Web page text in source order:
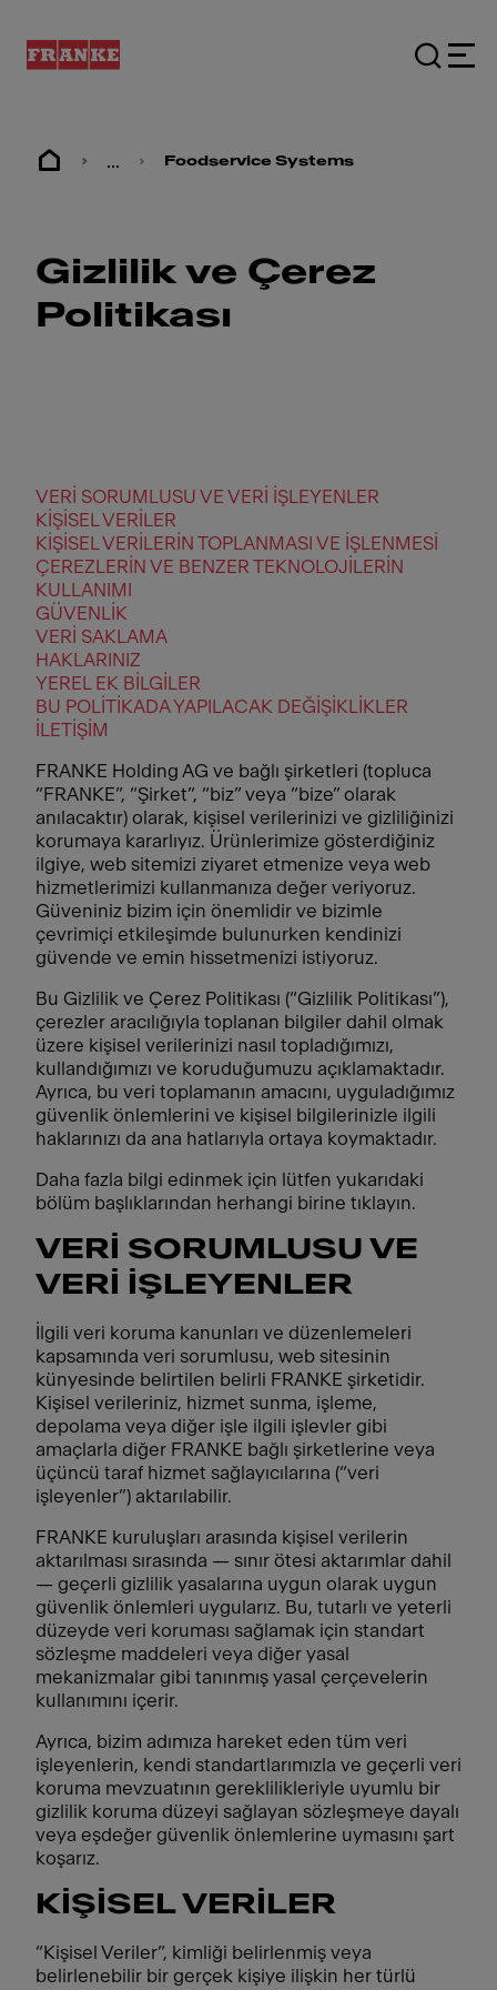
... Foodservice Systems
Gizlilik ve Çerez
Politikası
VERİ SORUMLUSU VE VERİ İŞLEYENLER
KİŞİSEL VERİLER
KİŞİSEL VERİLERİN TOPLANMASI VE İŞLENMESİ
ÇEREZLERİN VE BENZER TEKNOLOJİLERİN
KULLANIMI
GÜVENLİK
VERİ SAKLAMA
HAKLARINIZ
YEREL EK BİLGİLER
BU POLİTİKADA YAPILACAK DEĞİŞİKLİKLER
İLETİŞİM
FRANKE Holding AG ve bağlı şirketleri (topluca
“FRANKE”, “Şirket”, “biz” veya “bize” olarak
anılacaktır) olarak, kişisel verilerinizi ve gizliliğinizi
korumaya kararlıyız. Ürünlerimize gösterdiğiniz
ilgiye, web sitemizi ziyaret etmenize veya web
hizmetlerimizi kullanmanıza değer veriyoruz.
Güveniniz bizim için önemlidir ve bizimle
çevrimiçi etkileşimde bulunurken kendinizi
güvende ve emin hissetmenizi istiyoruz.
Bu Gizlilik ve Çerez Politikası (“Gizlilik Politikası”),
çerezler aracılığıyla toplanan bilgiler dahil olmak
üzere kişisel verilerinizi nasıl topladığımızı,
kullandığımızı ve koruduğumuzu açıklamaktadır.
Ayrıca, bu veri toplamanın amacını, uyguladığımız
güvenlik önlemlerini ve kişisel bilgilerinizle ilgili
haklarınızı da ana hatlarıyla ortaya koymaktadır.
Daha fazla bilgi edinmek için lütfen yukarıdaki
bölüm başlıklarından herhangi birine tıklayın.
VERİ SORUMLUSU VE
VERİ İŞLEYENLER
İlgili veri koruma kanunları ve düzenlemeleri
kapsamında veri sorumlusu, web sitesinin
künyesinde belirtilen belirli FRANKE şirketidir.
Kişisel verileriniz, hizmet sunma, işleme,
depolama veya diğer işle ilgili işlevler gibi
amaçlarla diğer FRANKE bağlı şirketlerine veya
üçüncü taraf hizmet sağlayıcılarına (“veri
işleyenler”) aktarılabilir.
FRANKE kuruluşları arasında kişisel verilerin
aktarılması sırasında — sınır ötesi aktarımlar dahil
— geçerli gizlilik yasalarına uygun olarak uygun
güvenlik önlemleri uygularız. Bu, tutarlı ve yeterli
düzeyde veri koruması sağlamak için standart
sözleşme maddeleri veya diğer yasal
mekanizmalar gibi tanınmış yasal çerçevelerin
kullanımını içerir.
Ayrıca, bizim adımıza hareket eden tüm veri
işleyenlerin, kendi standartlarımızla ve geçerli veri
koruma mevzuatının gereklilikleriyle uyumlu bir
gizlilik koruma düzeyi sağlayan sözleşmeye dayalı
veya eşdeğer güvenlik önlemlerine uymasını şart
koşarız.
KİŞİSEL VERİLER
“Kişisel Veriler”, kimliği belirlenmiş veya
belirlenebilir bir gerçek kişiye ilişkin her türlü